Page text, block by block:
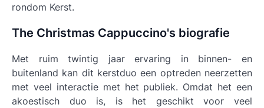
rondom Kerst.
The Christmas Cappuccino's biografie
Met ruim twintig jaar ervaring in binnen- en
buitenland kan dit kerstduo een optreden neerzetten
met veel interactie met het publiek. Omdat het een
akoestisch duo is, is het geschikt voor veel